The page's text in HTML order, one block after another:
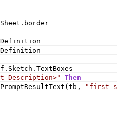
Description>"
Then
"first